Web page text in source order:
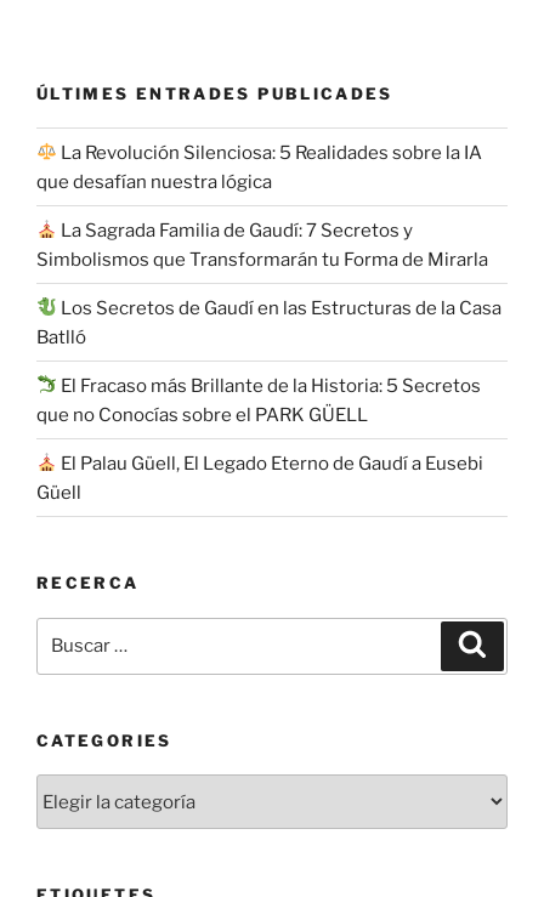
ÚLTIMES ENTRADES PUBLICADES
La Revolución Silenciosa: 5 Realidades sobre la IA
que desafían nuestra lógica
La Sagrada Familia de Gaudí: 7 Secretos y
Simbolismos que Transformarán tu Forma de Mirarla
Los Secretos de Gaudí en las Estructuras de la Casa
Batlló
El Fracaso más Brillante de la Historia: 5 Secretos
que no Conocías sobre el PARK GÜELL
El Palau Güell, El Legado Eterno de Gaudí a Eusebi
Güell
RECERCA
por:
CATEGORIES